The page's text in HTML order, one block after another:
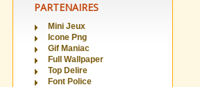
PARTENAIRES
Mini Jeux
Icone Png
Gif Maniac
Full Wallpaper
Top Delire
Font Police